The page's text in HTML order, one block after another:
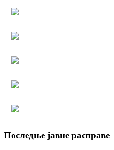
Последње јавне расправе